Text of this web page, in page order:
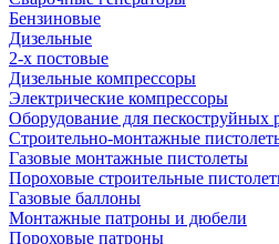
Бензиновые
Дизельные
2-х постовые
Дизельные компрессоры
Электрические компрессоры
Оборудование для пескоструйных
Строительно-монтажные
Газовые монтажные пистолеты
Пороховые строительные
Газовые баллоны
Монтажные патроны и дюбели
Пороховые патроны